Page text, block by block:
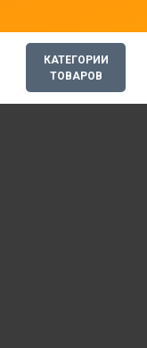
КАТЕГОРИИ
ТОВАРОВ